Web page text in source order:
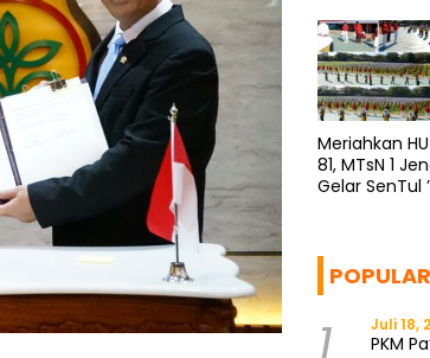
Meriahkan
81, MTsN 1
Gelar SenTul
1 Juli 18,
PKM